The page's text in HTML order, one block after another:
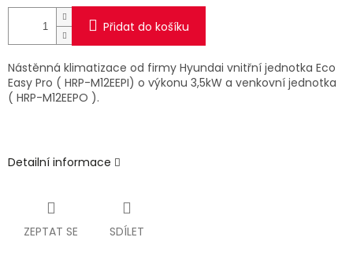
Přidat do košíku
Nástěnná klimatizace od firmy Hyundai vnitřní jednotka Eco
Easy Pro ( HRP-M12EEPI) o výkonu 3,5kW a venkovní jednotka
( HRP-M12EEPO ).
Detailní informace
ZEPTAT SE SDÍLET